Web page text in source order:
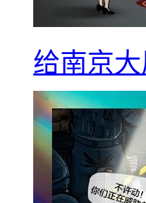
给南京